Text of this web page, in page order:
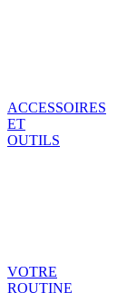
ACCESSOIRES
ET
OUTILS
VOTRE
ROUTINE